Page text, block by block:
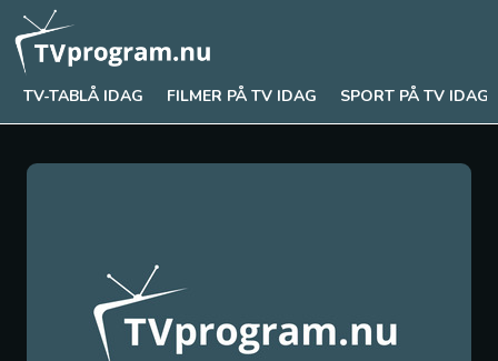
TV-TABLÅ IDAG FILMER PÅ TV IDAG SPORT PÅ TV IDAG